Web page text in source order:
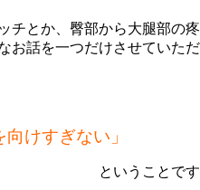
とか、臀部から大腿部
お話を一つだけさせてい
けすぎない」
す